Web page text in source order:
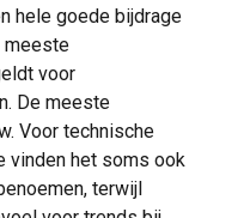
hele goede bijdrage
meeste
voor
De meeste
Voor technische
vinden het soms ook
terwijl